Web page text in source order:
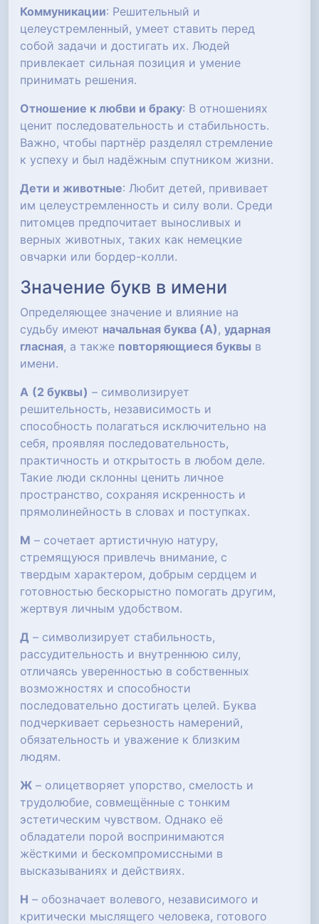
Коммуникации: Решительный и
целеустремленный, умеет ставить перед
собой задачи и достигать их. Людей
привлекает сильная позиция и умение
принимать решения.
Отношение к любви и браку: В отношениях
ценит последовательность и стабильность.
Важно, чтобы партнёр разделял стремление
к успеху и был надёжным спутником жизни.
Дети и животные: Любит детей, прививает
им целеустремленность и силу воли. Среди
питомцев предпочитает выносливых и
верных животных, таких как немецкие
овчарки или бордер-колли.
Значение букв в имени
Определяющее значение и влияние на
судьбу имеют начальная буква (А), ударная
гласная, а также повторяющиеся буквы в
имени.
А (2 буквы) – символизирует
решительность, независимость и
способность полагаться исключительно на
себя, проявляя последовательность,
практичность и открытость в любом деле.
Такие люди склонны ценить личное
пространство, сохраняя искренность и
прямолинейность в словах и поступках.
М – сочетает артистичную натуру,
стремящуюся привлечь внимание, с
твердым характером, добрым сердцем и
готовностью бескорыстно помогать другим,
жертвуя личным удобством.
Д – символизирует стабильность,
рассудительность и внутреннюю силу,
отличаясь уверенностью в собственных
возможностях и способности
последовательно достигать целей. Буква
подчеркивает серьезность намерений,
обязательность и уважение к близким
людям.
Ж – олицетворяет упорство, смелость и
трудолюбие, совмещённые с тонким
эстетическим чувством. Однако её
обладатели порой воспринимаются
жёсткими и бескомпромиссными в
высказываниях и действиях.
Н – обозначает волевого, независимого и
критически мыслящего человека, готового